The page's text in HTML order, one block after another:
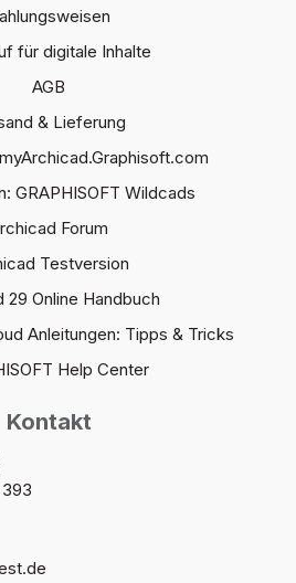
für digitale Inhalte
AGB
& Lieferung
GRAPHISOFT Wildcads
Forum
Testversion
29 Online Handbuch
Anleitungen: Tipps & Tricks
Help Center
Kontakt